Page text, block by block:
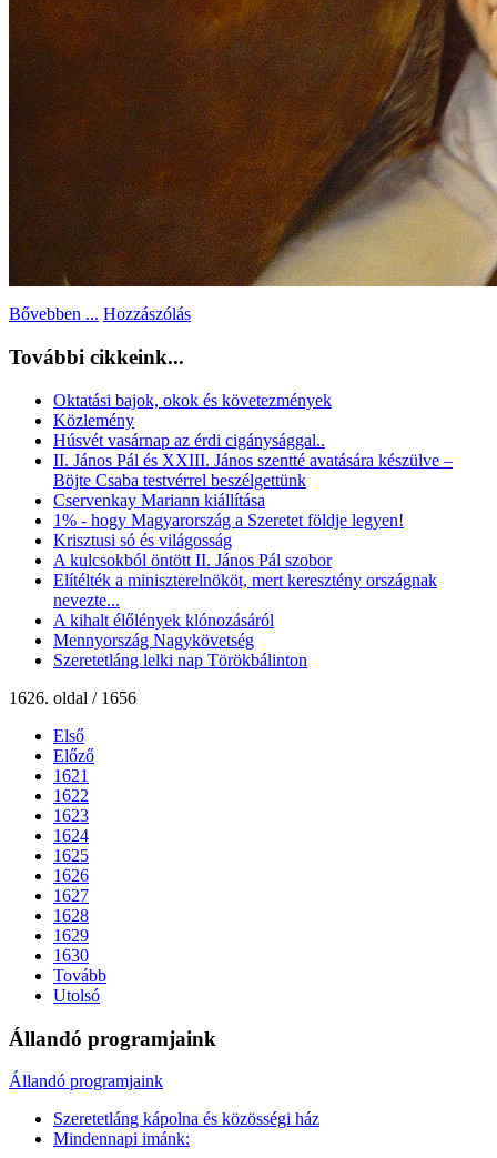
Bővebben ... Hozzászólás
További cikkeink...
Oktatási bajok, okok és követezmények
Közlemény
Húsvét vasárnap az érdi cigánysággal..
II. János Pál és XXIII. János szentté avatására készülve –
Böjte Csaba testvérrel beszélgettünk
Cservenkay Mariann kiállítása
1% - hogy Magyarország a Szeretet földje legyen!
Krisztusi só és világosság
A kulcsokból öntött II. János Pál szobor
Elítélték a miniszterelnököt, mert keresztény országnak
nevezte...
A kihalt élőlények klónozásáról
Mennyország Nagykövetség
Szeretetláng lelki nap Törökbálinton
1626. oldal / 1656
Első
Előző
1621
1622
1623
1624
1625
1626
1627
1628
1629
1630
Tovább
Utolsó
Állandó programjaink
Állandó programjaink
Szeretetláng kápolna és közösségi ház
Mindennapi imánk: